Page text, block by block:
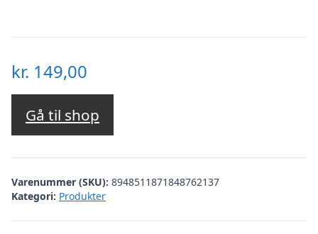
kr. 149,00
Gå til shop
Varenummer (SKU): 8948511871848762137
Kategori: Produkter